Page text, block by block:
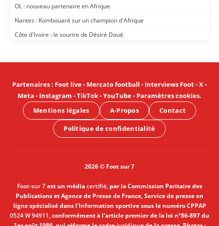
OL : nouveau partenaire en Afrique
Nantes : Kombouaré sur un champion d'Afrique
Côte d'Ivoire : le sourire de Désiré Doué
Partenaires: Foot live- Mercato football - Interviews Foot-X-
Meta - Instagram -TikTok-YouTube- Paramètres cookies.
Mentions légales
A-Propos Contact
Politique de confidentialité
2026 © Foot sur 7
Foot-sur 7est un médiacertifié, par la Commission Paritaire des
Publications et Agence de Presse de France, Service de presse en
ligne spécialisé dans l'Information sportive sous le numéro CPPAP
0524 W 94911, conformément à l'article premier de la loi n°86-897 du